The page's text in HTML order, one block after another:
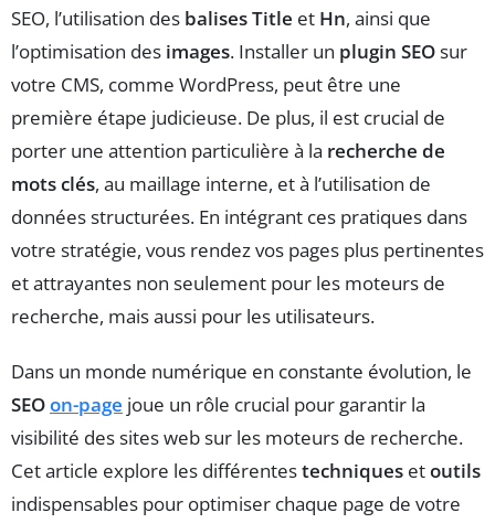
SEO, l’utilisation des balises Title et Hn, ainsi que
l’optimisation des images. Installer un plugin SEOsur
votre CMS, comme WordPress, peut être une
première étape judicieuse. De plus, il est crucial de
porter une attention particulière à la recherche de
mots clés, au maillage interne, et à l’utilisation de
données structurées. En intégrant ces pratiques dans
votre stratégie, vous rendez vos pages plus pertinentes
et attrayantes non seulement pour les moteurs de
recherche, mais aussi pour les utilisateurs.
Dans un monde numérique en constante évolution, le
SEOon-page joue un rôle crucial pour garantir la
visibilité des sites web sur les moteurs de recherche.
Cet article explore les différentestechniques etoutils
indispensables pour optimiser chaque page de votre